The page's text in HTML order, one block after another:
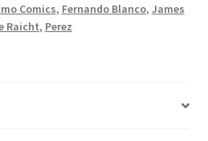
Comics, Fernando Blanco, James
Raicht, Perez